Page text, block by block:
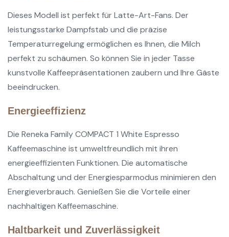
Dieses Modell ist perfekt für Latte-Art-Fans. Der
leistungsstarke Dampfstab und die präzise
Temperaturregelung ermöglichen es Ihnen, die Milch
perfekt zu schäumen. So können Sie in jeder Tasse
kunstvolle Kaffeepräsentationen zaubern und Ihre Gäste
beeindrucken.
Energieeffizienz
Die Reneka Family COMPACT 1 White Espresso
Kaffeemaschine ist umweltfreundlich mit ihren
energieeffizienten Funktionen. Die automatische
Abschaltung und der Energiesparmodus minimieren den
Energieverbrauch. Genießen Sie die Vorteile einer
nachhaltigen Kaffeemaschine.
Haltbarkeit und Zuverlässigkeit